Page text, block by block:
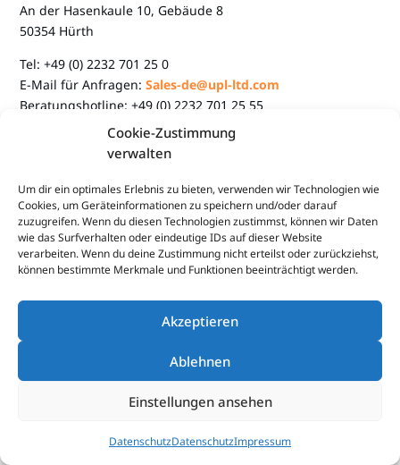
Cookie-Zustimmung
verwalten
Um dir ein optimales Erlebnis zu bieten, verwenden wir Technologien wie
Cookies, um Geräteinformationen zu speichern und/oder darauf
zuzugreifen. Wenn du diesen Technologien zustimmst, können wir Daten
wie das Surfverhalten oder eindeutige IDs auf dieser Website
verarbeiten. Wenn du deine Zustimmung nicht erteilst oder zurückziehst,
können bestimmte Merkmale und Funktionen beeinträchtigt werden.
Akzeptieren
Ablehnen
Einstellungen ansehen
DatenschutzDatenschutzImpressum
An der Hasenkaule 10, Gebäude 8
50354 Hürth
Tel: +49 (0) 2232 701 25 0
E-Mail für Anfragen:Sales-de@upl-ltd.com
Beratungshotline: +49 (0) 2232 701 25 55
Handelsregister: Amtsgericht Köln HRB 99695
Umsatzsteueridentifikationsnummer: USt-ID: DE 813 414